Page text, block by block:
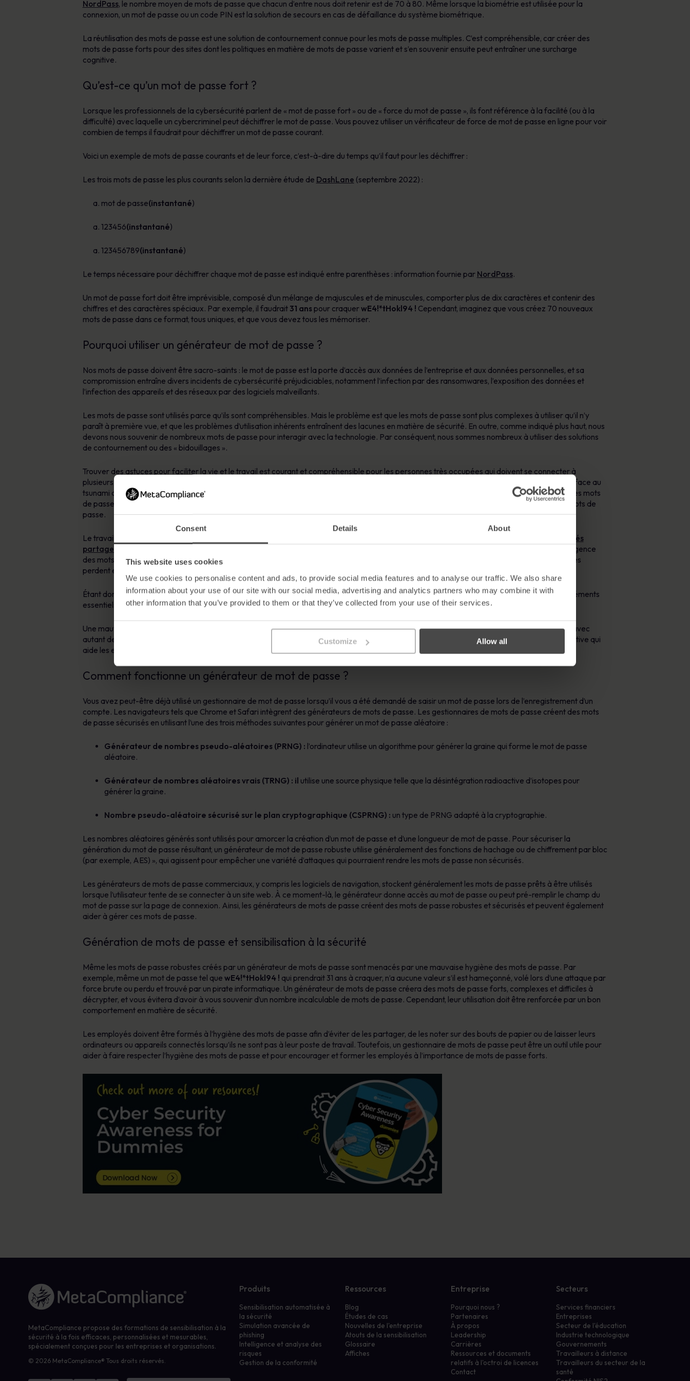
Consent Details About
This website uses cookies
We use cookies to personalise content and ads, to provide social media features and to analyse our traffic. We also share
information about your use of our site with our social media, advertising and analytics partners who may combine it with
other information that you’ve provided to them or that they’ve collected from your use of their services.
Customize Allow all
NordPass, le nombre moyen de mots de passe que chacun d’entre nous doit retenir est de 70 à 80. Même lorsque la biométrie est utilisée pour la
connexion, un mot de passe ou un code PIN est la solution de secours en cas de défaillance du système biométrique.
La réutilisation des mots de passe est une solution de contournement connue pour les mots de passe multiples. C’est compréhensible, car créer des
mots de passe forts pour des sites dont les politiques en matière de mots de passe varient et s’en souvenir ensuite peut entraîner une surcharge
cognitive.
Qu’est-ce qu’un mot de passe fort ?
Lorsque les professionnels de la cybersécurité parlent de « mot de passe fort » ou de « force du mot de passe », ils font référence à la facilité (ou à la
difficulté) avec laquelle un cybercriminel peut déchiffrer le mot de passe. Vous pouvez utiliser un vérificateur de force de mot de passe en ligne pour voir
combien de temps il faudrait pour déchiffrer un mot de passe courant.
Voici un exemple de mots de passe courants et de leur force, c’est-à-dire du temps qu’il faut pour les déchiffrer :
Les trois mots de passe les plus courants selon la dernière étude de DashLane (septembre 2022) :
mot de passe(instantané)
123456(instantané)
123456789(instantané)
Le temps nécessaire pour déchiffrer chaque mot de passe est indiqué entre parenthèses : information fournie par NordPass.
Un mot de passe fort doit être imprévisible, composé d’un mélange de majuscules et de minuscules, comporter plus de dix caractères et contenir des
chiffres et des caractères spéciaux. Par exemple, il faudrait 31 anspour craquerwE4!*tHokl94 ! Cependant, imaginez que vous créez 70 nouveaux
mots de passe dans ce format, tous uniques, et que vous devez tous les mémoriser.
Pourquoi utiliser un générateur de mot de passe ?
Nos mots de passe doivent être sacro-saints : le mot de passe est la porte d’accès aux données de l’entreprise et aux données personnelles, et sa
compromission entraîne divers incidents de cybersécurité préjudiciables, notamment l’infection par des ransomwares, l’exposition des données et
l’infection des appareils et des réseaux par des logiciels malveillants.
Les mots de passe sont utilisés parce qu’ils sont compréhensibles. Mais le problème est que les mots de passe sont plus complexes à utiliser qu’il n’y
paraît à première vue, et que les problèmes d’utilisation inhérents entraînent des lacunes en matière de sécurité. En outre, comme indiqué plus haut, nous
devons nous souvenir de nombreux mots de passe pour interagir avec la technologie. Par conséquent, nous sommes nombreux à utiliser des solutions
de contournement ou des « bidouillages ».
Trouver des astuces pour faciliter la vie et le travail est courant et compréhensible pour les personnes très occupées qui doivent se connecter à
plusieurs appareils, applications et autres ressources du réseau. La réutilisation des mots de passe est une astuce qui aide les employés à faire face au
tsunami de mots de passe utilisés au travail et à la maison ; les employés utilisent le même mot de passe pour différents comptes. Le partage des mots
de passe ou le fait de les écrire à la vue de tous sont d’autres exemples d’utilisation abusive des mots de passe en raison de la multiplicité des mots de
passe.
Le travail à distance aggrave le problème de l’utilisation abusive des mots de passe. Une étude réalisée en 2022 a révélé que
62 % des employés
partagent leurs mots de passe
par SMS ou par courrier électronique. La même étude fait état de statistiques alarmantes concernant la négligence
des mots de passe, dont 57 % admettent écrire des mots de passe en ligne liés au travail sur des « notes autocollantes » et 67 % de ces personnes
perdent ensuite ces notes.
Étant donné que50 % des cyberattaquesimpliquent le vol d’identifiants de connexion, la sécurité des mots de passe et leur solidité sont des éléments
essentiels de la cybersécurité d’une organisation.
Une mauvaise hygiène en matière de mots de passe, c’est-à-dire le fait d’écrire un mot de passe, ne peut être imputée à l’individu. Cependant, avec
autant de mots de passe uniques à retenir, cette tactique peut être le seul moyen de s’en sortir. Le générateur de mots de passe est une alternative qui
aide les employés à faire face aux nombreux mots de passe tout en générant des mots de passe forts.
Comment fonctionne un générateur de mot de passe ?
Vous avez peut-être déjà utilisé un gestionnaire de mot de passe lorsqu’il vous a été demandé de saisir un mot de passe lors de l’enregistrement d’un
compte. Les navigateurs tels que Chrome et Safari intègrent des générateurs de mots de passe. Les gestionnaires de mots de passe créent des mots
de passe sécurisés en utilisant l’une des trois méthodes suivantes pour générer un mot de passe aléatoire :
Générateur de nombres pseudo-aléatoires (PRNG) : l’ordinateur utilise un algorithme pour générer la graine qui forme le mot de passe
aléatoire.
Générateur de nombres aléatoires vrais (TRNG) : il utilise une source physique telle que la désintégration radioactive d’isotopes pour
générer la graine.
Nombre pseudo-aléatoire sécurisé sur le plan cryptographique (CSPRNG) : un type de PRNG adapté à la cryptographie.
Les nombres aléatoires générés sont utilisés pour amorcer la création d’un mot de passe et d’une longueur de mot de passe. Pour sécuriser la
génération du mot de passe résultant, un générateur de mot de passe robuste utilise généralement des fonctions de hachage ou de chiffrement par bloc
(par exemple, AES) », qui agissent pour empêcher une variété d’attaques qui pourraient rendre les mots de passe non sécurisés.
Les générateurs de mots de passe commerciaux, y compris les logiciels de navigation, stockent généralement les mots de passe prêts à être utilisés
lorsque l’utilisateur tente de se connecter à un site web. À ce moment-là, le générateur donne accès au mot de passe ou peut pré-remplir le champ du
mot de passe sur la page de connexion. Ainsi, les générateurs de mots de passe créent des mots de passe robustes et sécurisés et peuvent également
aider à gérer ces mots de passe.
Génération de mots de passe et sensibilisation à la sécurité
Même les mots de passe robustes créés par un générateur de mots de passe sont menacés par une mauvaise hygiène des mots de passe. Par
exemple, même un mot de passe tel que wE4!*tHokl94 ! qui prendrait 31 ans à craquer, n’a aucune valeur s’il est hameçonné, volé lors d’une attaque par
force brute ou perdu et trouvé par un pirate informatique. Un générateur de mots de passe créera des mots de passe forts, complexes et difficiles à
décrypter, et vous évitera d’avoir à vous souvenir d’un nombre incalculable de mots de passe. Cependant, leur utilisation doit être renforcée par un bon
comportement en matière de sécurité.
Les employés doivent être formés à l’hygiène des mots de passe afin d’éviter de les partager, de les noter sur des bouts de papier ou de laisser leurs
ordinateurs ou appareils connectés lorsqu’ils ne sont pas à leur poste de travail. Toutefois, un gestionnaire de mots de passe peut être un outil utile pour
aider à faire respecter l’hygiène des mots de passe et pour encourager et former les employés à l’importance de mots de passe forts.
Lien vers la page d'accueil
MetaCompliance propose des formations de sensibilisation à la
sécurité à la fois efficaces, personnalisées et mesurables,
spécialement conçues pour les entreprises et organisations.
© 2026 MetaCompliance® Tous droits réservés.
Produits
Sensibilisation automatisée à
la sécurité
Simulation avancée de
phishing
Intelligence et analyse des
risques
Gestion de la conformité
Ressources
Blog
Études de cas
Nouvelles de l'entreprise
Atouts de la sensibilisation
Glossaire
Affiches
Entreprise
Pourquoi nous ?
Partenaires
À propos
Leadership
Carrières
Ressources et documents
relatifs à l'octroi de licences
Contact
Secteurs
Services financiers
Entreprises
Secteur de l'éducation
Industrie technologique
Gouvernements
Travailleurs à distance
Travailleurs du secteur de la
santé